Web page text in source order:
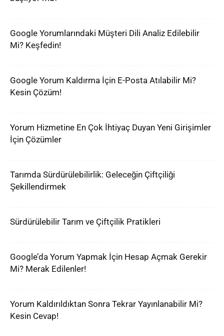
Google Yorumlarındaki Müşteri Dili Analiz Edilebilir
Mi? Keşfedin!
Google Yorum Kaldırma İçin E-Posta Atılabilir Mi?
Kesin Çözüm!
Yorum Hizmetine En Çok İhtiyaç Duyan Yeni Girişimler
İçin Çözümler
Tarımda Sürdürülebilirlik: Geleceğin Çiftçiliği
Şekillendirmek
Sürdürülebilir Tarım ve Çiftçilik Pratikleri
Google’da Yorum Yapmak İçin Hesap Açmak Gerekir
Mi? Merak Edilenler!
Yorum Kaldırıldıktan Sonra Tekrar Yayınlanabilir Mi?
Kesin Cevap!